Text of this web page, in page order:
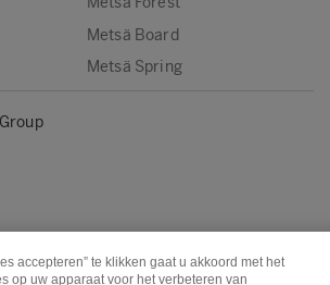
Metsä Board
Metsä Spring
accepteren” te klikken gaat u akkoord met het
op uw apparaat voor het verbeteren van